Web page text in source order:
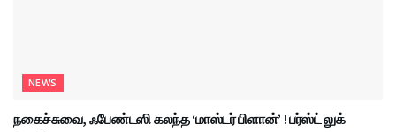
NEWS
நகைச்சுவை, ஃபேண்டஸி கலந்த ‘மாஸ்டர் பிளான்’ ! பர்ஸ்ட் லுக்